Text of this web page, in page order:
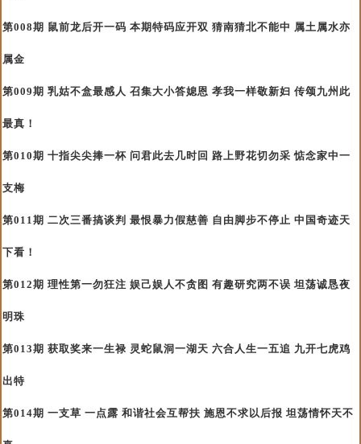
第008期 鼠前龙后开一码 本期特码应开双 猜南猜北不能中 属土属水亦
属金
第009期 乳姑不盒最感人 召集大小答媳恩 孝我一样敬新妇 传颂九州此
最真！
第010期 十指尖尖捧一杯 问君此去几时回 路上野花切勿采 惦念家中一
支梅
第011期 二次三番搞谈判 最恨暴力假慈善 自由脚步不停止 中国奇迹天
下看！
第012期 理性第一勿狂注 娱己娱人不贪图 有趣研究两不误 坦荡诚恳夜
明珠
第013期 获取奖来一生禄 灵蛇鼠洞一湖天 六合人生一五追 九开七虎鸡
出特
第014期 一支草 一点露 和谐社会互帮扶 施恩不求以后报 坦荡情怀天不